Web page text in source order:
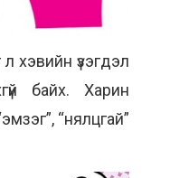
хэвийн үзэгдэл
байх. Харин
“нялцгай”